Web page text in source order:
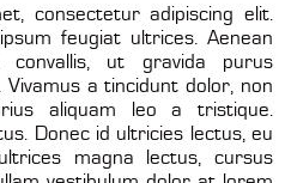
consectetur adipiscing elit.
feugiat ultrices. Aenean
ut gravida purus
a tincidunt dolor, non
aliquam leo a tristique.
Donec id ultricies lectus, eu
magna lectus, cursus